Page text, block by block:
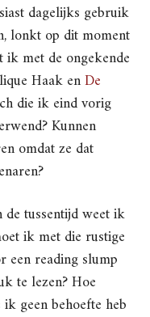
dagelijks gebruik
lonkt op dit moment
met de ongekende
Haak enDe
die ik eind vorig
Kunnen
omdat ze dat
tussentijd weet ik
ik met die rustige
een reading slump
te lezen? Hoe
geen behoefte heb